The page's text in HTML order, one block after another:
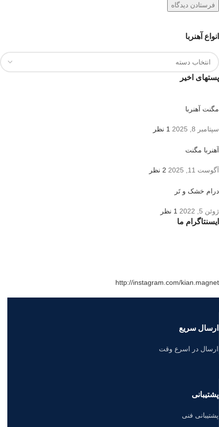
انواع آهنربا
پستهای اخیر
مگنت آهنربا
سپتامبر 8, 2025 1 نظر
آهنربا مگنت
آگوست 11, 2025 2 نظر
درام خشک و تَر
ژوئن 5, 2022 1 نظر
ایسنتاگرام ما
http://instagram.com/kian.magnet
ارسال سریع
ارسال در اسرع وقت
پشتیبانی
پشتیبانی فنی